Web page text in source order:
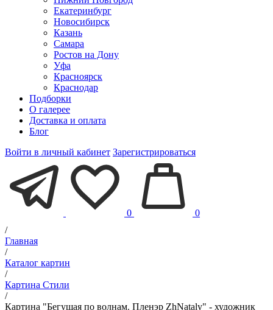
Екатеринбург
Новосибирск
Казань
Самара
Ростов на Дону
Уфа
Красноярск
Краснодар
Подборки
О галерее
Доставка и оплата
Блог
Войти в личный кабинет Зарегистрироваться
0
0
/
Главная
/
Каталог картин
/
Картина Стили
/
Картина "Бегущая по волнам. Пленэр ZhNataly" - художник